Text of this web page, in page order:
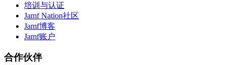
培训与认证
Jamf Nation社区
Jamf博客
Jamf账户
合作伙伴